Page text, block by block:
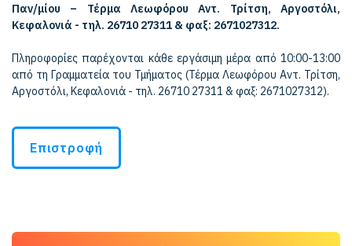
Παν/μίου – Τέρμα Λεωφόρου Αντ. Τρίτση, Αργοστόλι,
Κεφαλονιά - τηλ. 26710 27311 & φαξ: 2671027312.
Πληροφορίες παρέχονται κάθε εργάσιμη μέρα από 10:00-13:00
από τη Γραμματεία του Τμήματος (Τέρμα Λεωφόρου Αντ. Τρίτση,
Αργοστόλι, Κεφαλονιά - τηλ. 26710 27311 & φαξ: 2671027312).
Επιστροφή